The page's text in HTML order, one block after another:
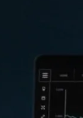
2016